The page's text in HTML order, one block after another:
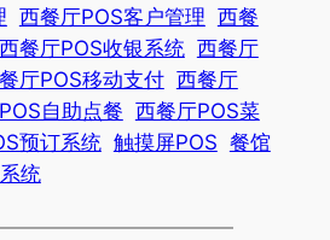
西餐厅POS客户管理 西餐
西餐厅POS收银系统 西餐厅
厅POS移动支付 西餐厅
自助点餐 西餐厅POS菜
预订系统 触摸屏POS 餐馆
统